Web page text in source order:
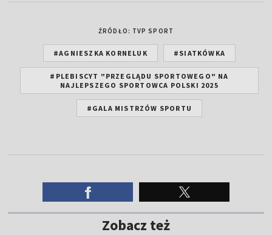
ŹRÓDŁO: TVP SPORT
#AGNIESZKA KORNELUK #SIATKÓWKA
#PLEBISCYT "PRZEGLĄDU SPORTOWEGO" NA
NAJLEPSZEGO SPORTOWCA POLSKI 2025
#GALA MISTRZÓW SPORTU
Zobacz też